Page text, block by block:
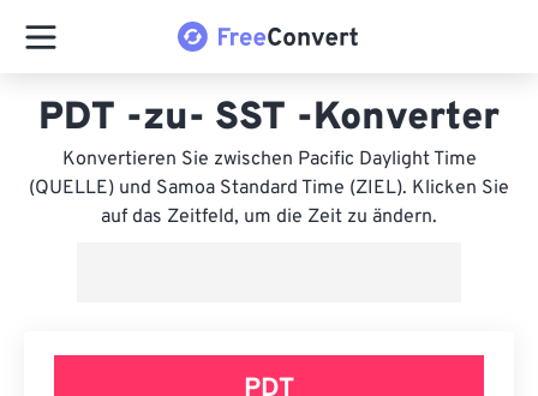
PDT -zu- SST -Konverter
Konvertieren Sie zwischen Pacific Daylight Time
(QUELLE) und Samoa Standard Time (ZIEL). Klicken Sie
auf das Zeitfeld, um die Zeit zu ändern.
PDT